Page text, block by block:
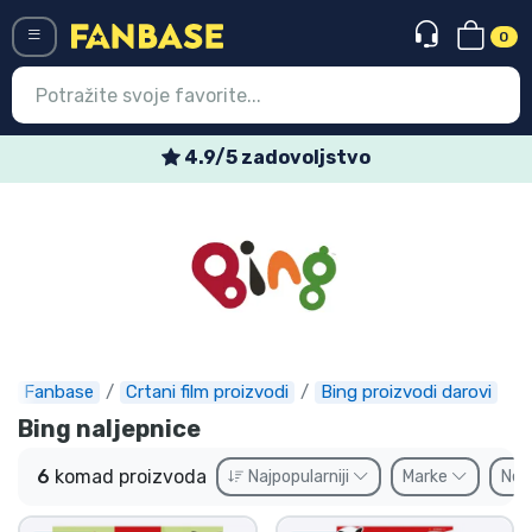
0
4.9/5 zadovoljstvo
Fanbase Crtani film proizvodi Bing proizvodi darovi
Bing naljepnice
6 komad proizvoda Najpopularniji Marke Ne
Najnovije proizvodi
Ekspresna dostava
Prednarudžbe
Outlet proizvodi